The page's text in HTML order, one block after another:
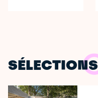
SÉLECTIONS